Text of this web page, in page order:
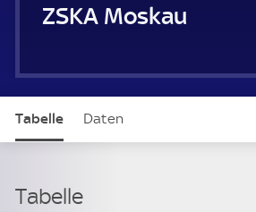
ZSKA Moskau
Tabelle Daten
Tabelle